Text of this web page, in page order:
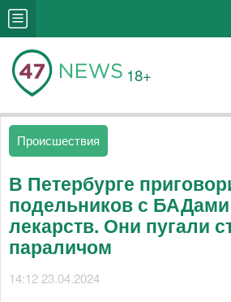
18+
Происшествия
В Петербурге
подельников с
лекарств. Они пугали
параличом
14:12 23.04.2024